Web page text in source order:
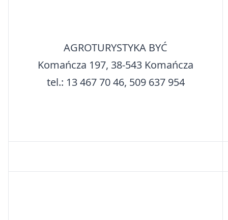
AGROTURYSTYKA BYĆ
Komańcza 197, 38-543 Komańcza
tel.: 13 467 70 46, 509 637 954